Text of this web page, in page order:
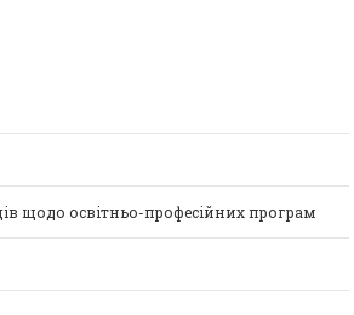
щодо освітньо-професійних програм